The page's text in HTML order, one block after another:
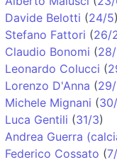
Davide Belotti (24/5)
Stefano Fattori (26/
Claudio Bonomi (
Leonardo Colucci (
Lorenzo D'Anna (29/
Michele Mignani (
Luca Gentili (31/3)
Andrea Guerra
Federico Cossato (